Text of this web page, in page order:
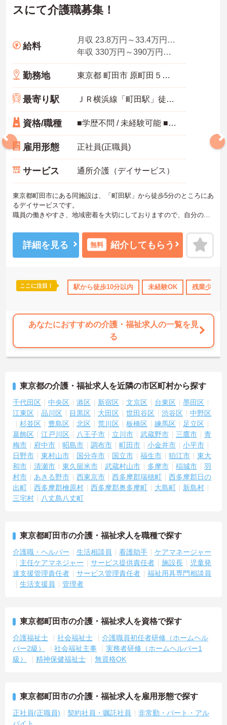
･育休･介護休暇取得実績あり 交通費支給
スにて介護職募集！
給料
月収 23.8万円～33.4万円程度（諸手当込）
年収 330万円～390万円程度
勤務地 東京都 町田市 原町田５－１－１２
最寄り駅 ＪＲ横浜線「町田駅」徒歩5分
資格/職種 ■学歴不問 / 未経験可能 ■介護職員初任者研修修了以上があれば経験が無くても可 ■介護福祉士歓迎 ■その他有資格者優先 ■自動車運転免許歓迎（AT限定可）
雇用形態 正社員(正職員)
サービス 通所介護（デイサービス）
東京都町田市にある同施設は、「町田駅」から徒歩5分のところにあ
るデイサービスです。
職員の働きやすさ、地域密着を大切にしておりますので、自分の意
の方も安心して働くことができます。
ご質問などございましたらお気軽のお問い合わせください。
詳細を見る 無料 紹介してもらう
ここに注目！ 駅から徒歩10分以内 未経験OK 残業少なめ
あなたにおすすめの介護・福祉求人の一覧を見
る
東京都の介護・福祉求人を近隣の市区町村から探す
千代田区 中央区 港区 新宿区 文京区 台東区
墨田区
江東区
品川区 目黒区 大田区 世田谷区 渋谷区
中野区
杉並区
豊島区 北区 荒川区 板橋区 練馬区
足立区
葛飾区
江戸川区 八王子市 立川市 武蔵野市 三鷹市
青
梅市
府中市 昭島市 調布市 町田市 小金井市
小平市
日野市
東村山市 国分寺市 国立市 福生市 狛江市
東大
和市
清瀬市 東久留米市 武蔵村山市 多摩市 稲城市
羽
村市
あきる野市 西東京市 西多摩郡瑞穂町
西多摩郡日の
出町
西多摩郡檜原村 西多摩郡奥多摩町 大島町
新島村
三宅村
八丈島八丈町
東京都町田市の介護・福祉求人を職種で探す
介護職・ヘルパー 生活相談員 看護助手
ケアマネージャー
主任ケアマネジャー
サービス提供責任者 施設長
児童発
達支援管理責任者
サービス管理責任者
福祉用具専門相談員
生活支援員
管理者
東京都町田市の介護・福祉求人を資格で探す
介護福祉士 社会福祉士
介護職員初任者研修（ホームヘル
パー2級）
社会福祉主事
実務者研修（ホームヘルパー1
級）
精神保健福祉士 無資格OK
東京都町田市の介護・福祉求人を雇用形態で探す
正社員(正職員) 契約社員・嘱託社員
非常勤・パート・アル